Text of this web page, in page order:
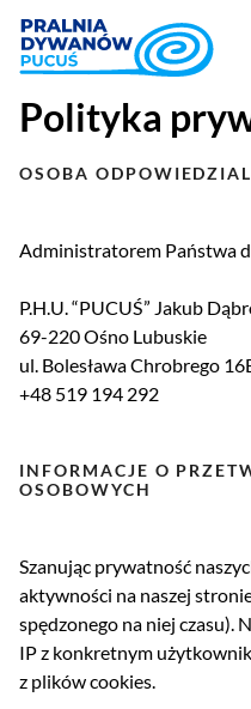
Polityka
OSOBA
Administratorem Państwa
P.H.U. “PUCUŚ” Jakub
69-220 Ośno Lubuskie
ul. Bolesława Chrobrego
+48 519 194 292
INFORMACJE O
OSOBOWYCH
Szanując prywatność
aktywności na naszej
spędzonego na niej czasu).
IP z konkretnym
z plików cookies.